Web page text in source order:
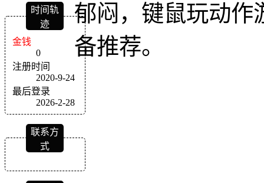
时间轨
迹
金钱
0
注册时间
2020-9-24
最后登录
2026-2-28
联系方
式
郁闷，键鼠玩动作
备推荐。